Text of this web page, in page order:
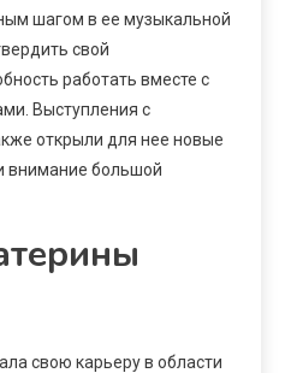
шагом в ее музыкальной
свой
работать вместе с
Выступления с
открыли для нее новые
внимание большой
свою карьеру в области